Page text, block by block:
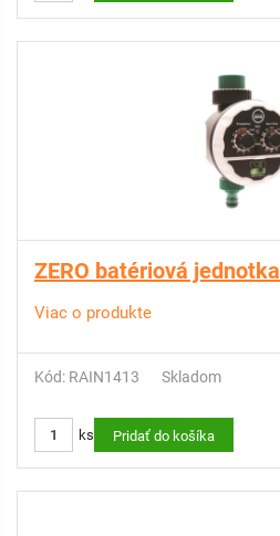
ZERO batériová jednotka
Viac o produkte
Kód: RAIN1413 Skladom
ks Pridať do košíka